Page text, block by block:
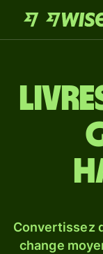
Convertissez
change